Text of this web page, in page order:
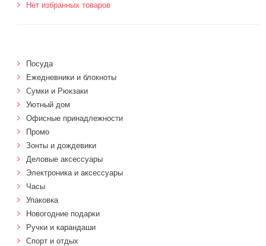
Нет избранных товаров
Посуда
Ежедневники и блокноты
Сумки и Рюкзаки
Уютный дом
Офисные принадлежности
Промо
Зонты и дождевики
Деловые аксессуары
Электроника и аксессуары
Часы
Упаковка
Новогодние подарки
Ручки и карандаши
Спорт и отдых